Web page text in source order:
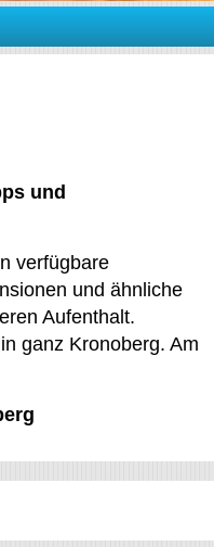
und
verfügbare
und ähnliche
Aufenthalt.
ganz Kronoberg. Am